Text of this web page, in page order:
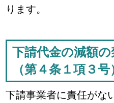
ります。
下請代金の減額の
（第４条１項３号
下請事業者に責任がな